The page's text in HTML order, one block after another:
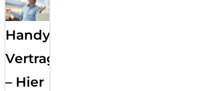
Handy
Vertragsabwicklung
– Hier